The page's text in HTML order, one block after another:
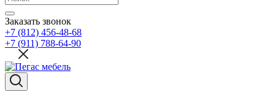
Заказать звонок
+7 (812) 456-48-68
+7 (911) 788-64-90